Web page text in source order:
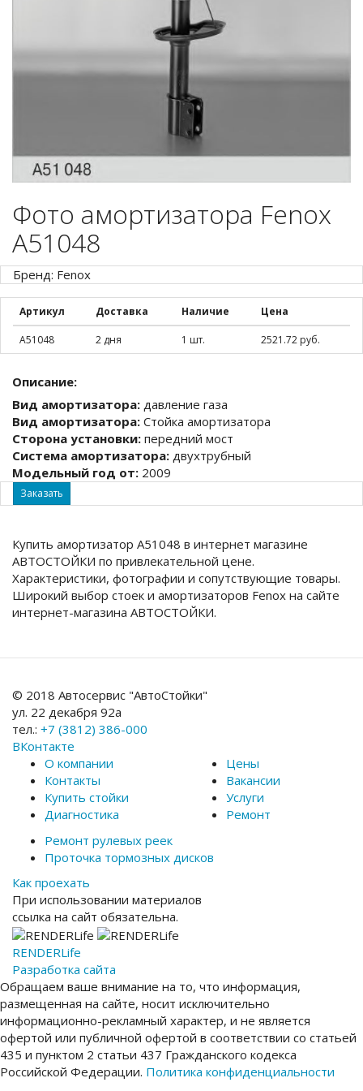
Фото амортизатора Fenox
A51048
Бренд: Fenox
Артикул Доставка Наличие Цена
A51048 2 дня 1 шт. 2521.72 руб.
Описание:
Вид амортизатора: давление газа
Вид амортизатора: Стойка амортизатора
Сторона установки: передний мост
Система амортизатора: двухтрубный
Модельный год от: 2009
Заказать
Купить амортизатор A51048 в интернет магазине
АВТОСТОЙКИ по привлекательной цене.
Характеристики, фотографии и сопутствующие товары.
Широкий выбор стоек и амортизаторов Fenox на сайте
интернет-магазина АВТОСТОЙКИ.
© 2018 Автосервис "АвтоСтойки"
ул. 22 декабря 92а
тел.: +7 (3812) 386-000
ВКонтакте
О компании
Контакты
Купить стойки
Диагностика
Цены
Вакансии
Услуги
Ремонт
Ремонт рулевых реек
Проточка тормозных дисков
Как проехать
При использовании материалов
ссылка на сайт обязательна.
RENDERLife
Разработка сайта
Обращаем ваше внимание на то, что информация,
размещенная на сайте, носит исключительно
информационно-рекламный характер, и не является
офертой или публичной офертой в соответствии со статьей
435 и пунктом 2 статьи 437 Гражданского кодекса
Российской Федерации. Политика конфиденциальности